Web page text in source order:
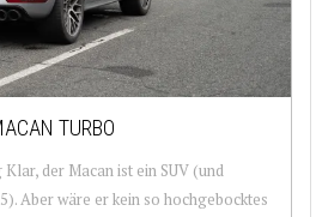
TURBO
der Macan ist ein SUV (und
Aber wäre er kein so hochgebocktes